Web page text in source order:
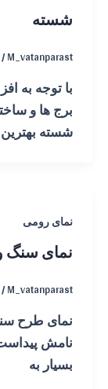
شسته
M_vatanparast
با توجه به
برج ها و
شسته
نمای رومی
نمای سنگ
M_vatanparast
نمای طرح
نامش
بسیار به